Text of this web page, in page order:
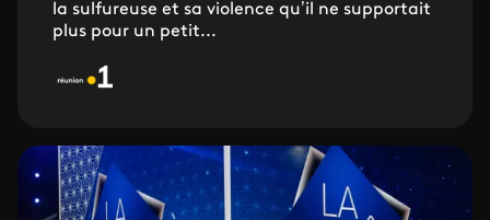
la sulfureuse et sa violence qu’il ne supportait
plus pour un petit...